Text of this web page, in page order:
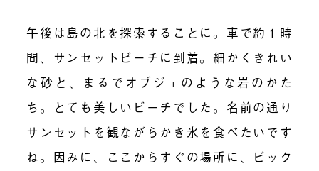
午後は島の北を探索することに。車で約１時
間、サンセットビーチに到着。細かくきれい
な砂と、まるでオブジェのような岩のかた
ち。とても美しいビーチでした。名前の通り
サンセットを観ながらかき氷を食べたいです
ね。因みに、ここからすぐの場所に、ビック